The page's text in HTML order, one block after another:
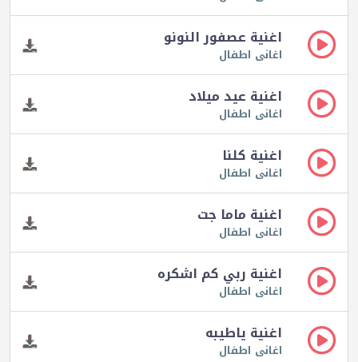
اغنية عصفور النونو
اغانى اطفال
اغنية عيد ميلاد
اغانى اطفال
اغنية كلنا
اغانى اطفال
اغنية ماما جت
اغانى اطفال
اغنية ربي كم اشكره
اغانى اطفال
اغنية ياطيبه
اغانى اطفال